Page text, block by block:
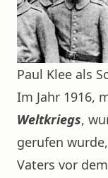
Paul Klee als
Im Jahr 1916,
Weltkriegs,
gerufen
Vaters vor